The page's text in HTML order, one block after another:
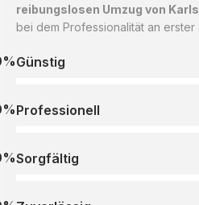
reibungslosen Umzug von
bei dem Professionalität an erster
Günstig
Professionell
Sorgfältig